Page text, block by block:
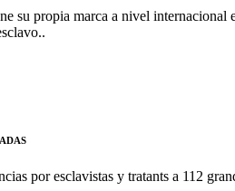
su propia marca a nivel
por esclavistas y tratants a 112